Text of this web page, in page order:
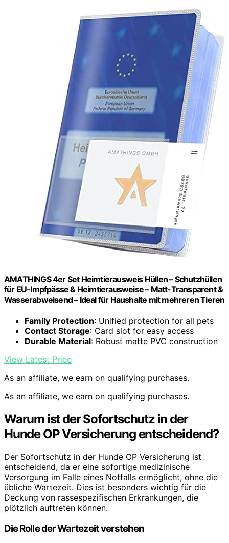
AMATHINGS 4er Set Heimtierausweis Hüllen – Schutzhüllen
für EU-Impfpässe & Heimtierausweise – Matt-Transparent &
Wasserabweisend – Ideal für Haushalte mit mehreren Tieren
Family Protection: Unified protection for all pets
Contact Storage: Card slot for easy access
Durable Material: Robust matte PVC construction
View Latest Price
As an affiliate, we earn on qualifying purchases.
As an affiliate, we earn on qualifying purchases.
Warum ist der Sofortschutz in der
Hunde OP Versicherung entscheidend?
Der Sofortschutz in der Hunde OP Versicherung ist
entscheidend, da er eine sofortige medizinische
Versorgung im Falle eines Notfalls ermöglicht, ohne die
übliche Wartezeit. Dies ist besonders wichtig für die
Deckung von rassespezifischen Erkrankungen, die
plötzlich auftreten können.
Die Rolle der Wartezeit verstehen